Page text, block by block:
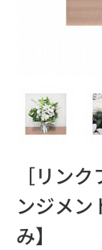
［リン
ンジメン
み】